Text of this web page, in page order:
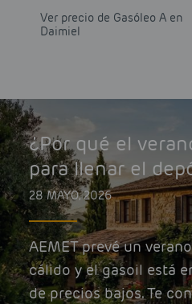
Ver precio de Gasóleo A en
Daimiel
¿Por qué el
para llenar el
28 MAYO, 2026
AEMET prevé un
cálido y el gasoil está
de precios bajos. Te